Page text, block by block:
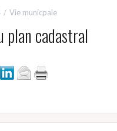
Vie municpale
plan cadastral